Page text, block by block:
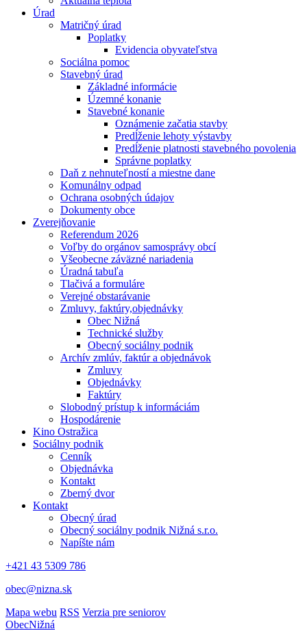
Úrad
Matričný úrad
Poplatky
Evidencia obyvateľstva
Sociálna pomoc
Stavebný úrad
Základné informácie
Územné konanie
Stavebné konanie
Oznámenie začatia stavby
Predĺženie lehoty výstavby
Predĺženie platnosti stavebného povolenia
Správne poplatky
Daň z nehnuteľností a miestne dane
Komunálny odpad
Ochrana osobných údajov
Dokumenty obce
Zverejňovanie
Referendum 2026
Voľby do orgánov samosprávy obcí
Všeobecne záväzné nariadenia
Úradná tabuľa
Tlačivá a formuláre
Verejné obstarávanie
Zmluvy, faktúry,objednávky
Obec Nižná
Technické služby
Obecný sociálny podnik
Archív zmlúv, faktúr a objednávok
Zmluvy
Objednávky
Faktúry
Slobodný prístup k informáciám
Hospodárenie
Kino Ostražica
Sociálny podnik
Cenník
Objednávka
Kontakt
Zberný dvor
Kontakt
Obecný úrad
Obecný sociálny podnik Nižná s.r.o.
Napíšte nám
+421 43 5309 786
obec@nizna.sk
Mapa webu RSS Verzia pre seniorov
ObecNižná